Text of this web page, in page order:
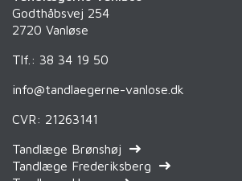
Godthåbsvej 254
2720 Vanløse
Tlf.: 38 34 19 50
info@tandlaegerne-vanlose.dk
CVR: 21263141
Tandlæge Brønshøj
Tandlæge Frederiksberg